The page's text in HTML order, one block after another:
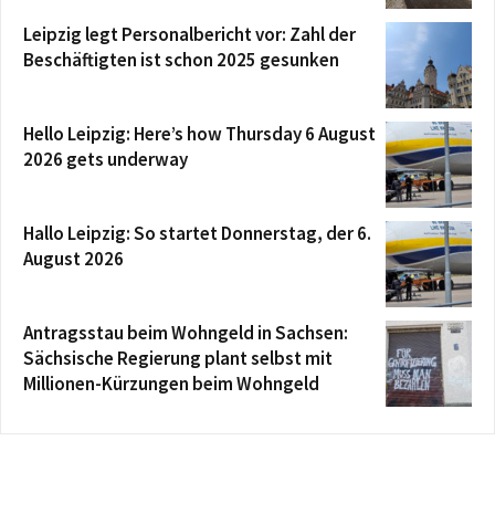
Leipzig legt Personalbericht vor: Zahl der
Beschäftigten ist schon 2025 gesunken
Hello Leipzig: Here’s how Thursday 6 August
2026 gets underway
Hallo Leipzig: So startet Donnerstag, der 6.
August 2026
Antragsstau beim Wohngeld in Sachsen:
Sächsische Regierung plant selbst mit
Millionen-Kürzungen beim Wohngeld